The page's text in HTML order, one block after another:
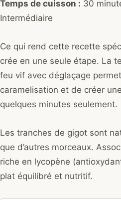
Temps de cuisson : 30
Intermédiaire
Ce qui rend cette recette
crée en une seule étape. La
feu vif avec déglaçage
caramelisation et de créer
quelques minutes seulement.
Les tranches de gigot sont
que d’autres morceaux.
riche en lycopène
plat équilibré et nutritif.